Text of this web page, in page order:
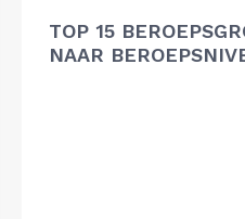
TOP 15
NAAR